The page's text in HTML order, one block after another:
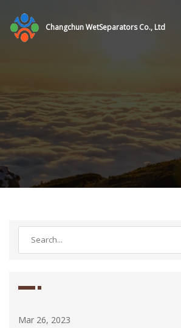
Changchun WetSeparators Co., Ltd
Mar 28, 2023